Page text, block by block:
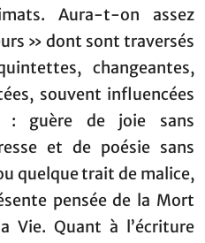
Aura-t-on assez
» dont sont traversés
changeantes,
souvent influencées
: guère de joie sans
et de poésie sans
quelque trait de malice,
pensée de la Mort
Vie. Quant à l’écriture